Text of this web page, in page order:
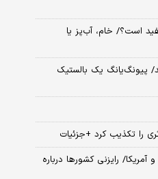
است؟/ خام، آب‌پز یا
پیونگ‌یانگ یک بالستیک
را تکذیب کرد +جزئیات
آمریکا/ رایزنی کشورها درباره